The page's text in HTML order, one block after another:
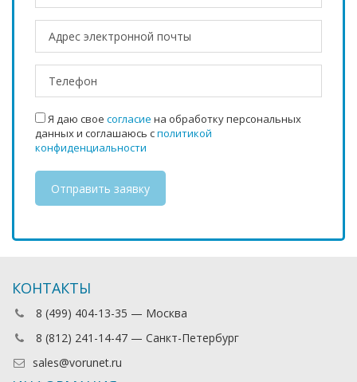
Я даю свое согласие на обработку персональных
данных и соглашаюсь сполитикой
конфиденциальности
КОНТАКТЫ
8 (499) 404-13-35 — Москва
8 (812) 241-14-47 — Санкт-Петербург
sales@vorunet.ru